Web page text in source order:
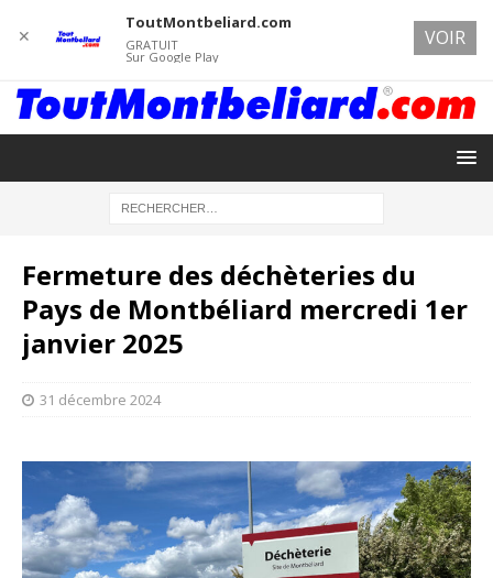
Fermeture des déchèteries du
Pays de Montbéliard mercredi 1er
janvier 2025
31 décembre 2024
✕
ToutMontbeliard.com
GRATUIT
Sur Google Play
VOIR